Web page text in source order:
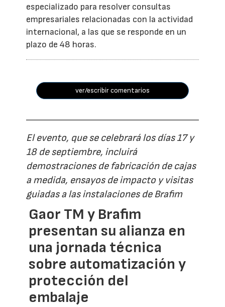
especializado para resolver consultas
empresariales relacionadas con la actividad
internacional, a las que se responde en un
plazo de 48 horas.
ver/escribir comentarios
El evento, que se celebrará los días 17 y
18 de septiembre, incluirá
demostraciones de fabricación de cajas
a medida, ensayos de impacto y visitas
guiadas a las instalaciones de Brafim
Gaor TM y Brafim
presentan su alianza en
una jornada técnica
sobre automatización y
protección del
embalaje